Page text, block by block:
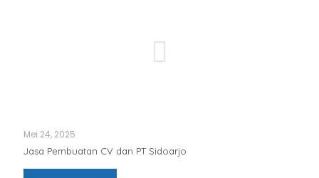
Mei 24, 2025
Jasa Pembuatan CV dan PT Sidoarjo